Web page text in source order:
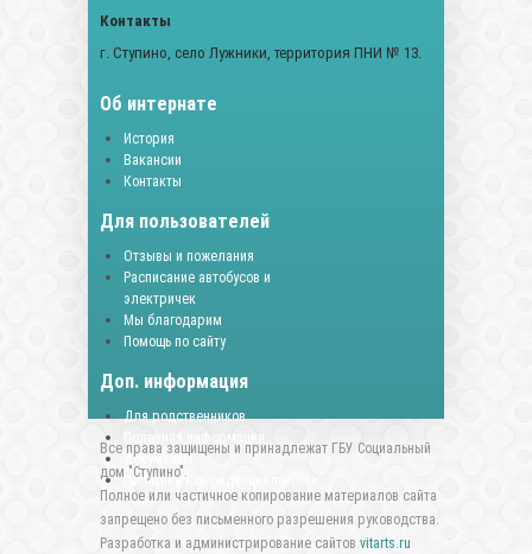
Контакты
г. Ступино, село Лужники, территория ПНИ № 13.
Об интернате
История
Вакансии
Контакты
Для пользователей
Отзывы и пожелания
Расписание автобусов и
электричек
Мы благодарим
Помощь по сайту
Доп. информация
Для родственников
Документы
Политика Конфиденциальности
Все права защищены и принадлежат ГБУ Социальный
дом "Ступино".
Полное или частичное копирование материалов сайта
запрещено без письменного разрешения руководства.
Разработка и администрирование сайтов vitarts.ru